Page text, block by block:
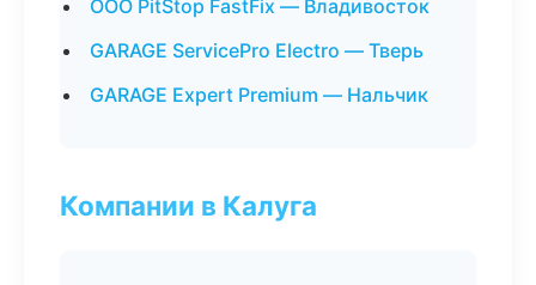
ООО PitStop FastFix — Владивосток
GARAGE ServicePro Electro — Тверь
GARAGE Expert Premium — Нальчик
Компании в Калуга